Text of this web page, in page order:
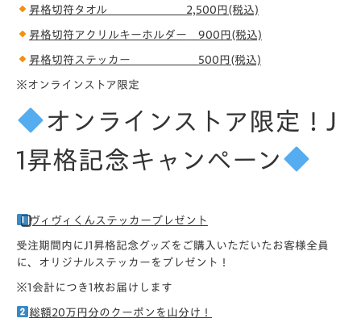
昇格切符タオル 2,500 円(税込)
昇格切符アクリルキーホルダー 900円(税込)
昇格切符ステッカー 500 円(税込)
※オンラインストア限定
オンラインストア限定！J
1昇格記念キャンペーン
⃣ヴィヴィくんステッカープレゼント
受注期間内にJ1昇格記念グッズをご購入いただいたお客様全員
に、オリジナルステッカーをプレゼント！
※1会計につき1枚お届けします
総額20万円分のクーポンを山分け！